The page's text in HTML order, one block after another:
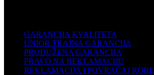
GARANCIJA KVALITETA
UNIOR TRAJNA GARANCIJA
PRODUŽENA GARANCIJA
PRAVO NA REKLAMACIJU
REKLAMACIJA I POVRAĆAJ ROBE